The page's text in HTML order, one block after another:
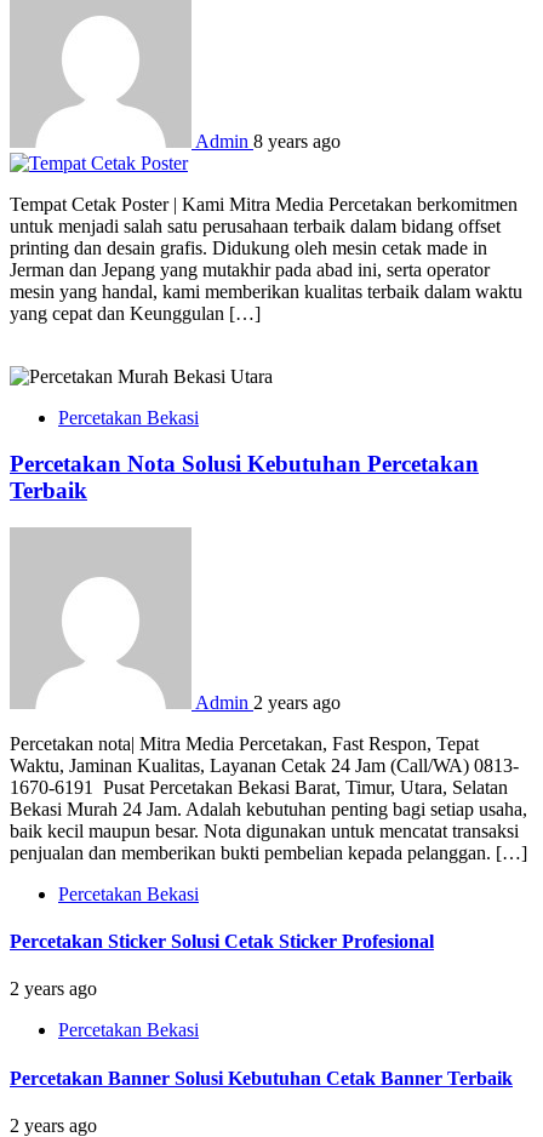
Admin 8 years ago
Tempat Cetak Poster | Kami Mitra Media Percetakan berkomitmen
untuk menjadi salah satu perusahaan terbaik dalam bidang offset
printing dan desain grafis. Didukung oleh mesin cetak made in
Jerman dan Jepang yang mutakhir pada abad ini, serta operator
mesin yang handal, kami memberikan kualitas terbaik dalam waktu
yang cepat dan Keunggulan […]
Percetakan Bekasi
Percetakan Nota Solusi Kebutuhan Percetakan
Terbaik
Admin 2 years ago
Percetakan nota| Mitra Media Percetakan, Fast Respon, Tepat
Waktu, Jaminan Kualitas, Layanan Cetak 24 Jam (Call/WA) 0813-
1670-6191 Pusat Percetakan Bekasi Barat, Timur, Utara, Selatan
Bekasi Murah 24 Jam. Adalah kebutuhan penting bagi setiap usaha,
baik kecil maupun besar. Nota digunakan untuk mencatat transaksi
penjualan dan memberikan bukti pembelian kepada pelanggan. […]
Percetakan Bekasi
Percetakan Sticker Solusi Cetak Sticker Profesional
2 years ago
Percetakan Bekasi
Percetakan Banner Solusi Kebutuhan Cetak Banner Terbaik
2 years ago